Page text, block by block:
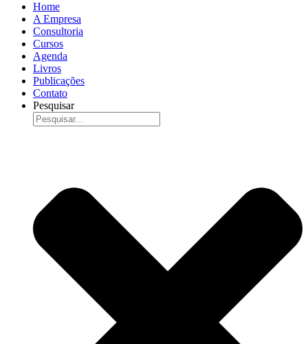
Home
A Empresa
Consultoria
Cursos
Agenda
Livros
Publicações
Contato
Pesquisar